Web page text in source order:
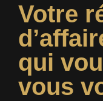
Votre
qui
vous